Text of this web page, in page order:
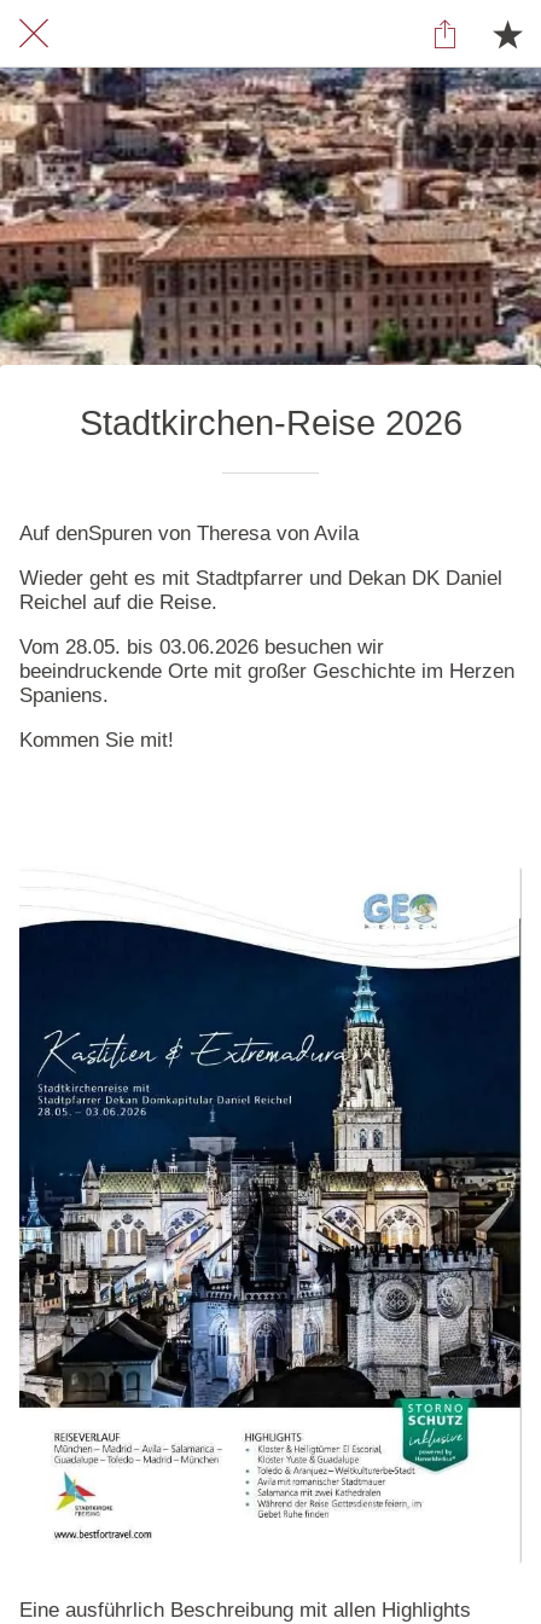
Stadtkirchen-Reise 2026
Auf denSpuren von Theresa von Avila
Wieder geht es mit Stadtpfarrer und Dekan DK Daniel
Reichel auf die Reise.
Vom 28.05. bis 03.06.2026 besuchen wir
beeindruckende Orte mit großer Geschichte im Herzen
Spaniens.
Kommen Sie mit!
Eine ausführlich Beschreibung mit allen Highlights